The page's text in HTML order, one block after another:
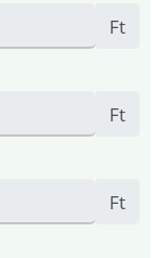
Ft
Ft
Ft